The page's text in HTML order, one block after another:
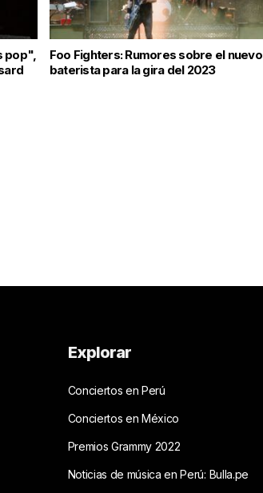
pop",
Foo Fighters: Rumores sobre el nuevo
baterista para la gira del 2023
Explorar
Conciertos en Perú
Conciertos en México
Premios Grammy 2022
Noticias de música en Perú: Bulla.pe